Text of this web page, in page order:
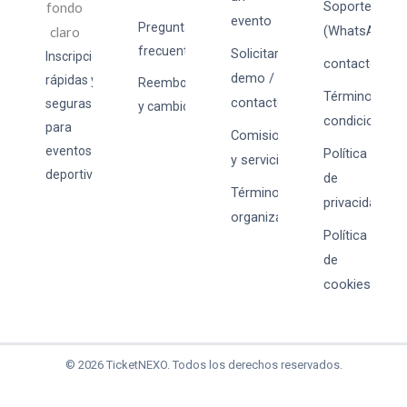
Inscripciones
rápidas y
seguras
para
eventos
deportivos.
Preguntas
frecuentes
Reembolsos
y cambios
evento
Solicitar
demo /
contacto
Comisiones
y servicios
Términos para
organizadores
Soporte
(WhatsApp)
Términos y
condiciones
Política
de
privacidad
Política
de
cookies
© 2026 TicketNEXO. Todos los derechos reservados.